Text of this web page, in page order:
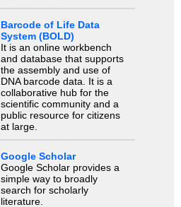
Barcode of Life Data
System (BOLD)
It is an online workbench
and database that supports
the assembly and use of
DNA barcode data. It is a
collaborative hub for the
scientific community and a
public resource for citizens
at large.
Google Scholar
Google Scholar provides a
simple way to broadly
search for scholarly
literature.